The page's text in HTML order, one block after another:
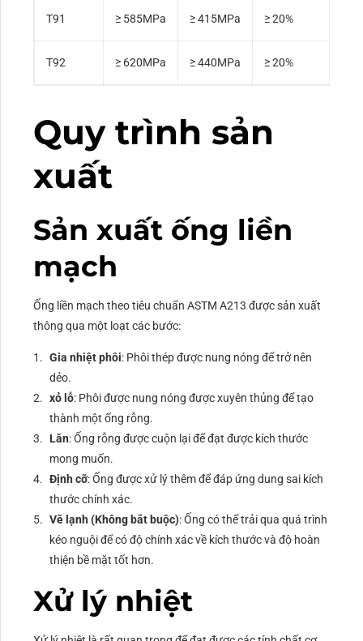
T91 ≥ 585MPa ≥ 415MPa ≥ 20%
T92 ≥ 620MPa ≥ 440MPa ≥ 20%
Quy trình sản
xuất
Sản xuất ống liền
mạch
Ống liền mạch theo tiêu chuẩn ASTM A213 được sản xuất
thông qua một loạt các bước:
Gia nhiệt phôi: Phôi thép được nung nóng để trở nên
dẻo.
xỏ lỗ: Phôi được nung nóng được xuyên thủng để tạo
thành một ống rỗng.
Lăn: Ống rỗng được cuộn lại để đạt được kích thước
mong muốn.
Định cỡ: Ống được xử lý thêm để đáp ứng dung sai kích
thước chính xác.
Vẽ lạnh (Không bắt buộc): Ống có thể trải qua quá trình
kéo nguội để có độ chính xác về kích thước và độ hoàn
thiện bề mặt tốt hơn.
Xử lý nhiệt